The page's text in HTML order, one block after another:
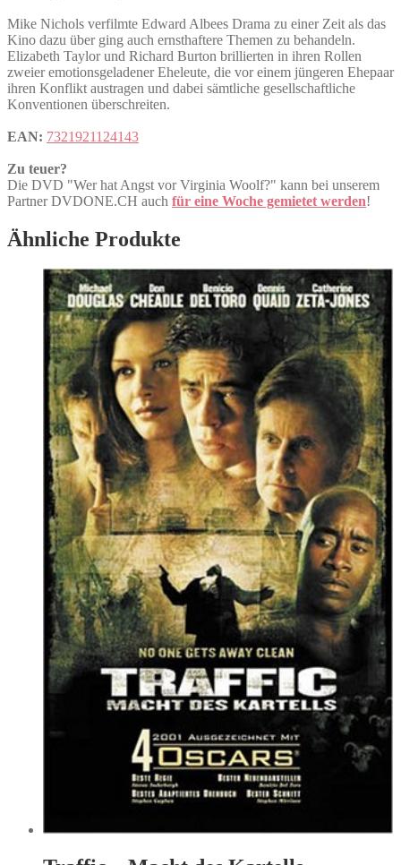
Mike Nichols verfilmte Edward Albees Drama zu einer Zeit als das
Kino dazu über ging auch ernsthaftere Themen zu behandeln.
Elizabeth Taylor und Richard Burton brillierten in ihren Rollen
zweier emotionsgeladener Eheleute, die vor einem jüngeren Ehepaar
ihren Konflikt austragen und dabei sämtliche gesellschaftliche
Konventionen überschreiten.
EAN: 7321921124143
Zu teuer?
Die DVD "Wer hat Angst vor Virginia Woolf?" kann bei unserem
Partner DVDONE.CH auch für eine Woche gemietet werden!
Ähnliche Produkte